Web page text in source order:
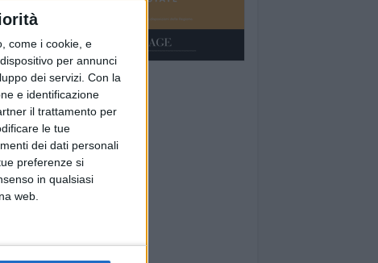
come i cookie, e
per annunci
dei servizi. Con la
e identificazione
il trattamento per
le tue
dei dati personali
preferenze si
in qualsiasi
web.